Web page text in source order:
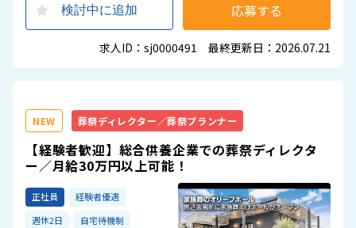
検討中に追加 応募する
求人ID：sj0000491 最終更新日：2026.07.21
NEW 葬祭ディレクター／葬祭プランナー
【経験者歓迎】総合供養企業での葬祭ディレクタ
ー／月給30万円以上可能！
正社員
経験者優遇
週休2日
自宅待機制